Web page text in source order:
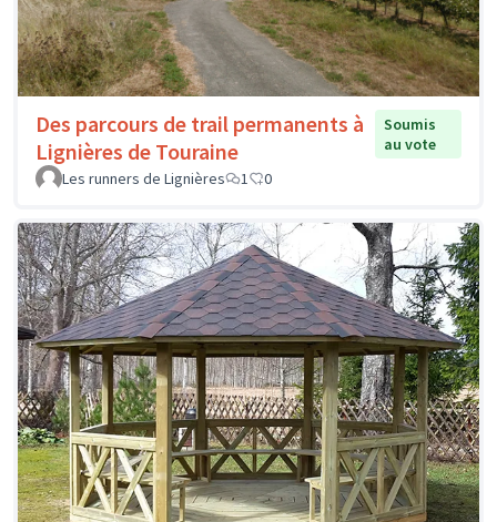
Des parcours de trail permanents à
Lignières de Touraine
Soumis
au vote
Les runners de Lignières
1 0